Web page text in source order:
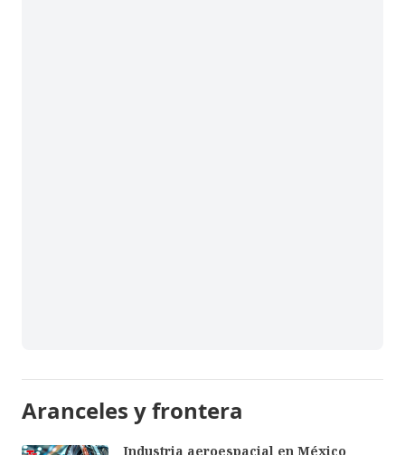
Aranceles y frontera
Industria aeroespacial en México